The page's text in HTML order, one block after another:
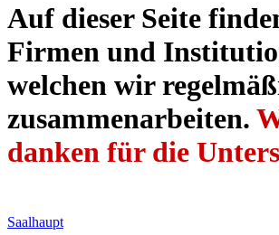
Auf dieser Seite
Firmen und
welchen wir
zusammenarbeiten.
danken für die
Saalhaupt